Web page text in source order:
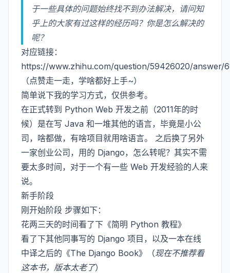
于一些具体的问题始终找不到办法解决，请问知
乎上的大家有过这样的经历吗？你是怎么解决的
呢？
对应链接：
https://www.zhihu.com/question/59426020/answer/
（点赞走一走，学啥都好上手~）
简单说下我的学习方式，仅供参考。
在正式转到 Python Web 开发之前（2011年的时
候）是在写 Java 和一堆其他的语言，毕竟是小公
司，啥都做，有啥项目就用啥语言。 之后换了另外
一家创业公司，用的 Django，怎么转呢？其实不需
要太多时间，对于一个有一些 Web 开发经验的人来
说。
新手阶段
刚开始阶段 步骤如下：
花两三天的时间看了下《简明 Python 教程》
看了下其他同事写的 Django 项目，以及一本在线
中译之后的《The Django Book》（现在不推荐看
这本书，版本太老了）